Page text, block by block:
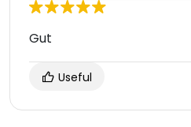
Gut
Useful